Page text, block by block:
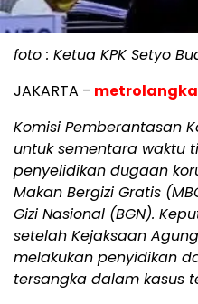
foto : Ketua KPK Setyo
JAKARTA –
Komisi Pemberantasan
untuk sementara waktu
penyelidikan dugaan
Makan Bergizi Gratis
Gizi Nasional (BGN).
setelah Kejaksaan
melakukan penyidikan
tersangka dalam kasus